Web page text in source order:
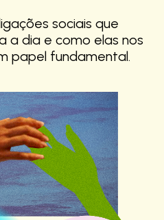
sociais que
a dia e como elas nos
papel fundamental.